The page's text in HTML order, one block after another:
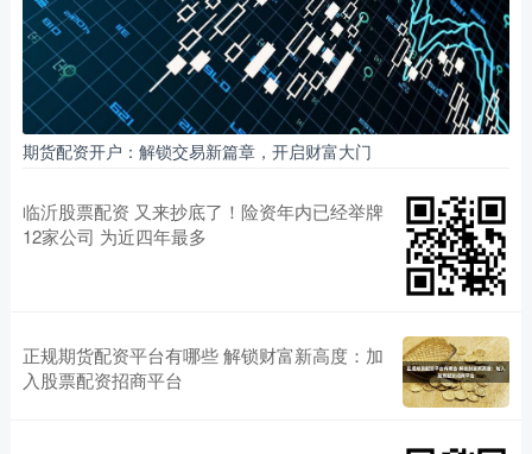
期货配资开户：解锁交易新篇章，开启财富大门
临沂股票配资 又来抄底了！险资年内已经举牌
12家公司 为近四年最多
正规期货配资平台有哪些 解锁财富新高度：加
入股票配资招商平台